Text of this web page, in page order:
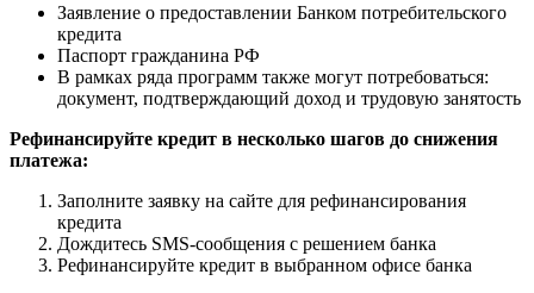
Заявление о предоставлении Банком потребительского
кредита
Паспорт гражданина РФ
В рамках ряда программ также могут потребоваться:
документ, подтверждающий доход и трудовую занятость
Рефинансируйте кредит в несколько шагов до снижения
платежа:
Заполните заявку на сайте для рефинансирования
кредита
Дождитесь SMS-сообщения с решением банка
Рефинансируйте кредит в выбранном офисе банка